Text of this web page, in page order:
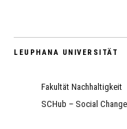
LEUPHANA UNIVERSITÄT
Fakultät Nachhaltigkeit
SCHub – Social